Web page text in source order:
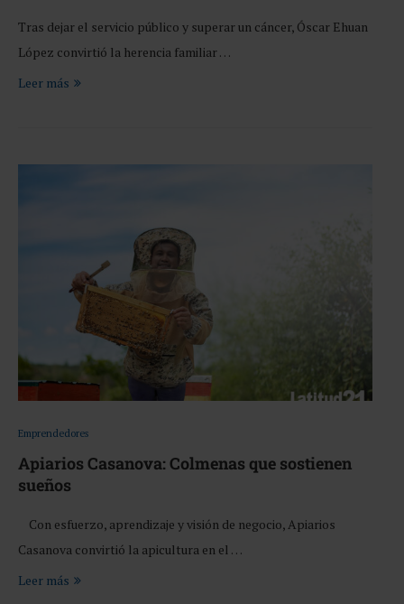
Tras dejar el servicio público y superar un cáncer, Óscar Ehuan
López convirtió la herencia familiar …
Leer más
Emprendedores
Apiarios Casanova: Colmenas que sostienen
sueños
Con esfuerzo, aprendizaje y visión de negocio, Apiarios
Casanova convirtió la apicultura en el …
Leer más